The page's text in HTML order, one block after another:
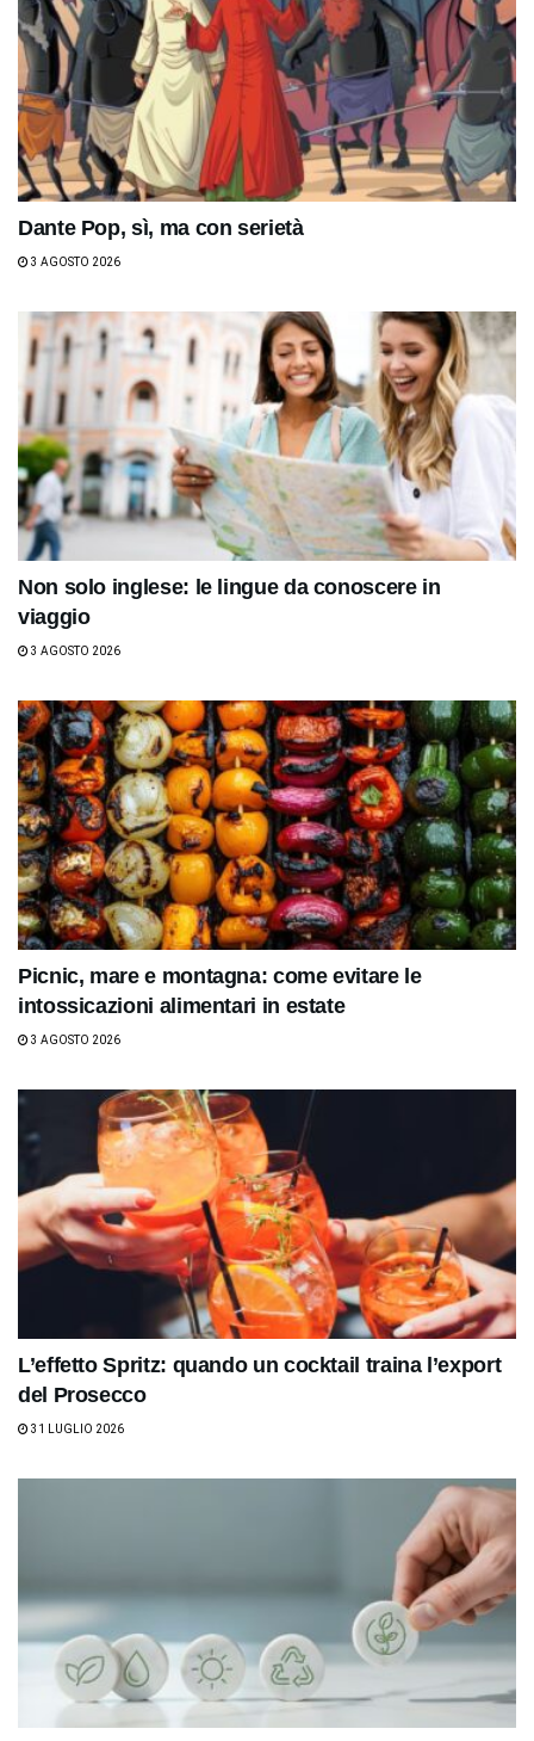
Dante Pop, sì, ma con serietà
3 AGOSTO 2026
Non solo inglese: le lingue da conoscere in
viaggio
3 AGOSTO 2026
Picnic, mare e montagna: come evitare le
intossicazioni alimentari in estate
3 AGOSTO 2026
L’effetto Spritz: quando un cocktail traina l’export
del Prosecco
31 LUGLIO 2026